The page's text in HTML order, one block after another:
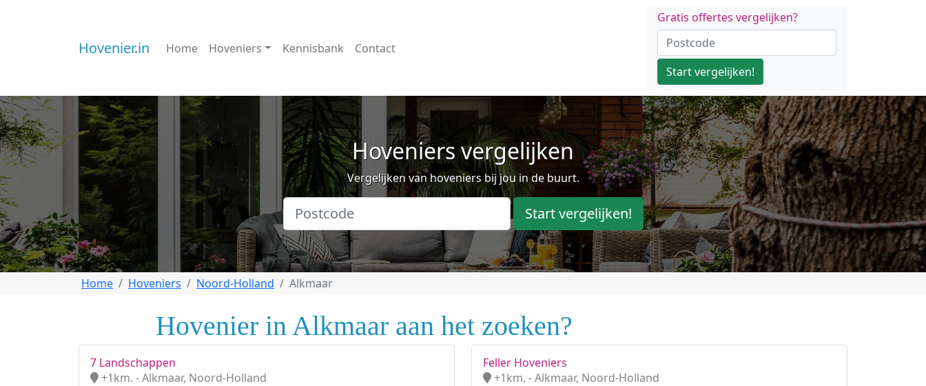
Hovenier.in Home Hoveniers Kennisbank Contact
Gratis offertes vergelijken?
Start vergelijken!
Hoveniers vergelijken
Vergelijken van hoveniers bij jou in de buurt.
Start vergelijken!
Home Hoveniers Noord-Holland Alkmaar
Hovenier in Alkmaar aan het zoeken?
7 Landschappen
+1km. - Alkmaar, Noord-Holland
Feller Hoveniers
+1km. - Alkmaar, Noord-Holland